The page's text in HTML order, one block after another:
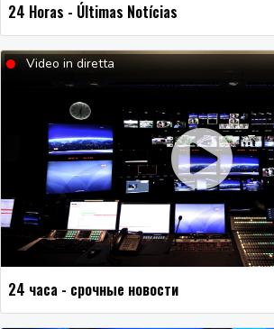
24 Horas - Últimas Notícias
Video in diretta
24 часа - срочные новости